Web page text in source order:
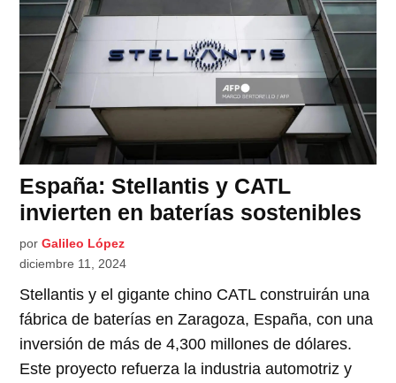
España: Stellantis y CATL
invierten en baterías sostenibles
por Galileo López
diciembre 11, 2024
Stellantis y el gigante chino CATL construirán una
fábrica de baterías en Zaragoza, España, con una
inversión de más de 4,300 millones de dólares.
Este proyecto refuerza la industria automotriz y